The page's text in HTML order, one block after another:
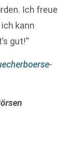
Ich freue
kann
gut!“